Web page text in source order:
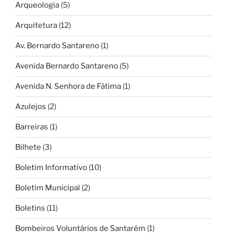
Arqueologia (5)
Arquitetura (12)
Av. Bernardo Santareno (1)
Avenida Bernardo Santareno (5)
Avenida N. Senhora de Fátima (1)
Azulejos (2)
Barreiras (1)
Bilhete (3)
Boletim Informativo (10)
Boletim Municipal (2)
Boletins (11)
Bombeiros Voluntários de Santarém (1)